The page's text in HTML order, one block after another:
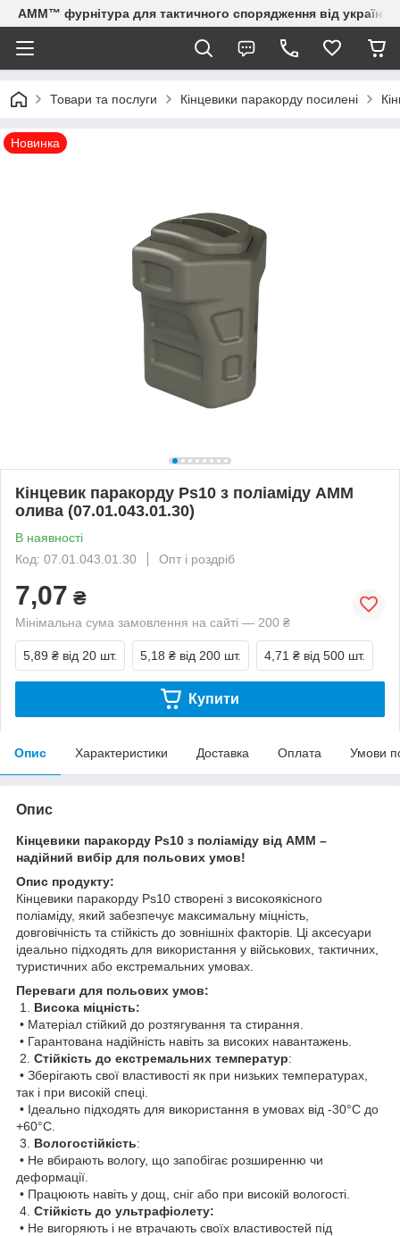
AMM™ фурнітура для тактичного спорядження від
Товари та послуги Кінцевики паракорду посилені
Новинка
Кінцевик паракорду Ps10 з поліаміду AMM
олива (07.01.043.01.30)
В наявності
Код: 07.01.043.01.30
Опт і роздріб
7,07 ₴
Мінімальна сума замовлення на сайті — 200 ₴
5,89 ₴ від 20 шт. 5,18 ₴ від 200 шт. 4,71 ₴ від 500 шт.
Купити
Опис Характеристики Доставка Оплата Умови
Опис
Кінцевики паракорду Ps10 з поліаміду від АММ –
надійний вибір для польових умов!
Опис продукту:
Кінцевики паракорду Ps10 створені з високоякісного
поліаміду, який забезпечує максимальну міцність,
довговічність та стійкість до зовнішніх факторів. Ці аксесуари
ідеально підходять для використання у військових, тактичних,
туристичних або екстремальних умовах.
Переваги для польових умов:
1. Висока міцність:
• Матеріал стійкий до розтягування та стирання.
• Гарантована надійність навіть за високих навантажень.
2. Стійкість до екстремальних температур:
• Зберігають свої властивості як при низьких температурах,
так і при високій спеці.
• Ідеально підходять для використання в умовах від -30°C до
+60°C.
3. Вологостійкість:
• Не вбирають вологу, що запобігає розширенню чи
деформації.
• Працюють навіть у дощ, сніг або при високій вологості.
4. Стійкість до ультрафіолету:
• Не вигоряють і не втрачають своїх властивостей під